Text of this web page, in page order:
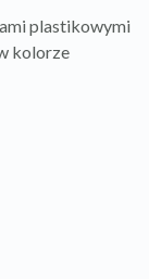
plastikowymi
kolorze